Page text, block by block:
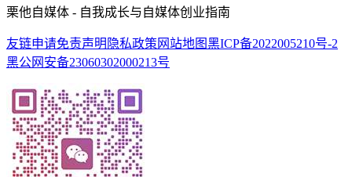
栗他自媒体 - 自我成长与自媒体创业指南
友链申请免责声明 隐私政策 网站地图黑ICP备2022005210号-2
黑公网安备23060302000213号